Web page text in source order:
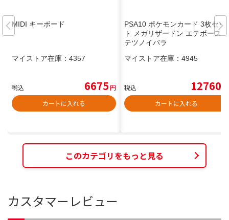
MIDI キーボード
マイストア在庫： 4357
税込 6675円
カートに入れる
PSA10 ポケモンカード 3枚セッ
ト メガリザードン エテボース
テツノイバラ
マイストア在庫： 4945
税込 12760
カートに入れる
このカテゴリをもっと見る
カスタマーレビュー